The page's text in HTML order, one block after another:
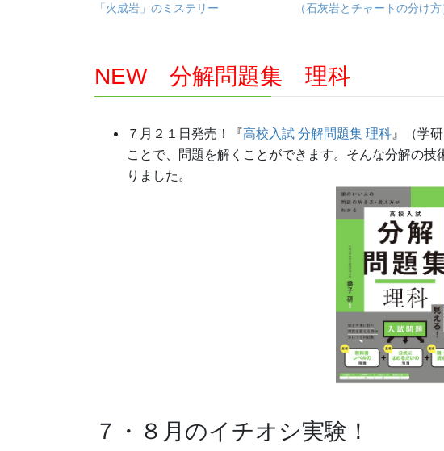
「火成岩」のミステリー
（石灰岩とチャートの分け方
NEW 分解問題集 理科
７月２１日発売！『高校入試 分解問題集 理科 』（学
ことで、問題を解くことができます。そんな分解の
りました。
７・８月のイチオシ実験！